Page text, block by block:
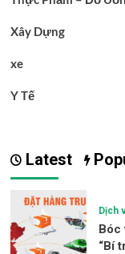
Xây Dựng
xe
Y Tế
Latest
Dịch
Bóc
“Bí